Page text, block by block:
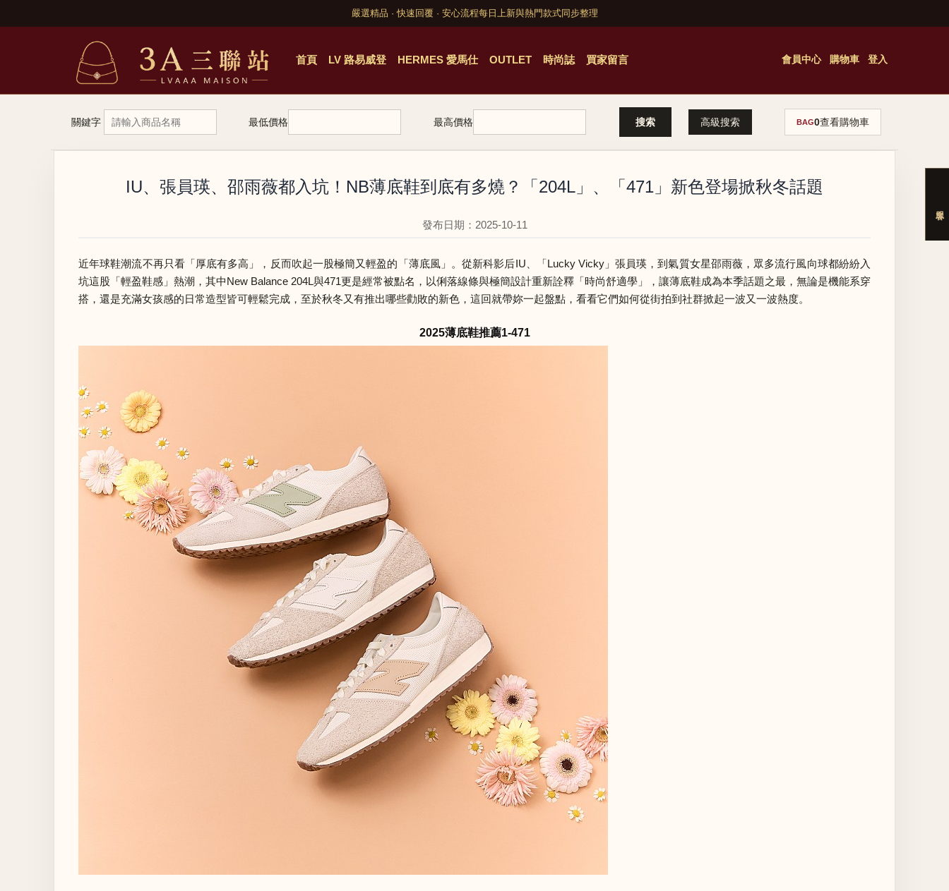
嚴選精品 · 快速回覆 · 安心流程每日上新與熱門款式同步整理
首頁 LV 路易威登 HERMES 愛馬仕 OUTLET 時尚誌 買家留言 會員中心 購物車 登入
關鍵字 最低價格 最高價格 高級搜索 BAG0查看購物車
IU、張員瑛、邵雨薇都入坑！NB薄底鞋到底有多燒？「204L」、「471」新色登場掀秋冬話題
發布日期：2025-10-11
近年球鞋潮流不再只看「厚底有多高」，反而吹起一股極簡又輕盈的「薄底風」。從新科影后IU、「Lucky Vicky」張員瑛，到氣質女星邵雨薇，眾多流行風向球都紛紛入
坑這股「輕盈鞋感」熱潮，其中New Balance 204L與471更是經常被點名，以俐落線條與極簡設計重新詮釋「時尚舒適學」，讓薄底鞋成為本季話題之最，無論是機能系穿
搭，還是充滿女孩感的日常造型皆可輕鬆完成，至於秋冬又有推出哪些勸敗的新色，這回就帶妳一起盤點，看看它們如何從街拍到社群掀起一波又一波熱度。
2025薄底鞋推薦1-471